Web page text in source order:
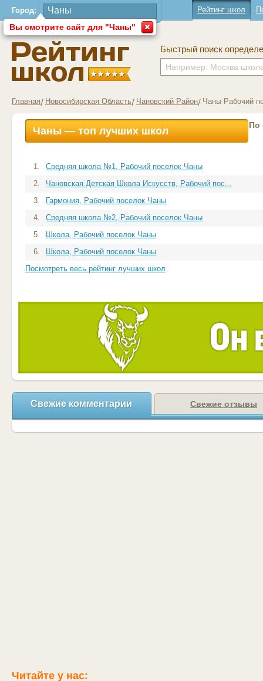
Город:
Вы смотрите сайт для "Чаны"
Рейтинг школ
Быстрый поиск
Главная Новосибирская Область Чановский Район Чаны Рабочий
Чаны — топ лучших школ По
1.
Средняя школа №1, Рабочий поселок Чаны
2.
Чановская Детская Школа Искусств, Рабочий пос...
3.
Гармония, Рабочий поселок Чаны
4.
Средняя школа №2, Рабочий поселок Чаны
5.
Школа, Рабочий поселок Чаны
6.
Школа, Рабочий поселок Чаны
Посмотреть весь рейтинг лучших школ
Свежие комментарии Свежие отзывы
Читайте у нас: